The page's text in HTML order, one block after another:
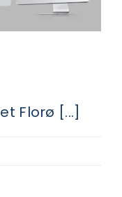
Florø [...]